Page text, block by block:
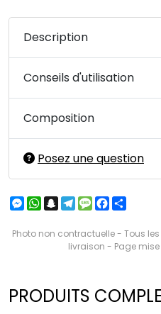
Description
Conseils d'utilisation
Composition
Posez une question
Messenger
WhatsApp
Snapchat
Telegram
MessageFacebook
Photo non contractuelle - Tous
livraison - Page
PRODUITS